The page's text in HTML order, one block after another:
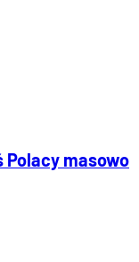
Polacy masowo